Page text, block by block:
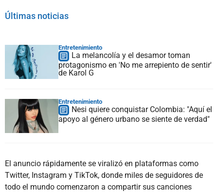
Últimas noticias
Entretenimiento
La melancolía y el desamor toman
protagonismo en 'No me arrepiento de sentir'
de Karol G
Entretenimiento
Nesi quiere conquistar Colombia: "Aquí el
apoyo al género urbano se siente de verdad"
El anuncio rápidamente se viralizó en plataformas como
Twitter, Instagram y TikTok, donde miles de seguidores de
todo el mundo comenzaron a compartir sus canciones